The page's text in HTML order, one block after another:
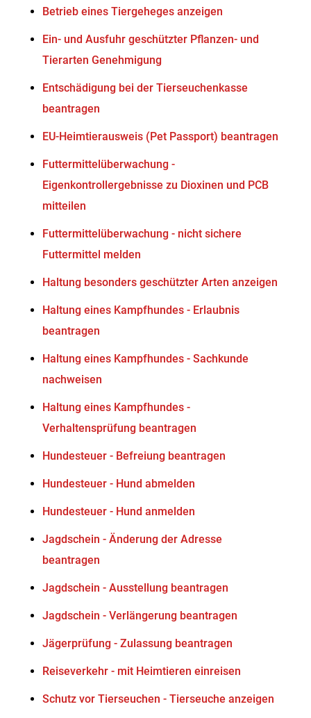
Betrieb eines Tiergeheges anzeigen
Ein- und Ausfuhr geschützter Pflanzen- und
Tierarten Genehmigung
Entschädigung bei der Tierseuchenkasse
beantragen
EU-Heimtierausweis (Pet Passport) beantragen
Futtermittelüberwachung -
Eigenkontrollergebnisse zu Dioxinen und PCB
mitteilen
Futtermittelüberwachung - nicht sichere
Futtermittel melden
Haltung besonders geschützter Arten anzeigen
Haltung eines Kampfhundes - Erlaubnis
beantragen
Haltung eines Kampfhundes - Sachkunde
nachweisen
Haltung eines Kampfhundes -
Verhaltensprüfung beantragen
Hundesteuer - Befreiung beantragen
Hundesteuer - Hund abmelden
Hundesteuer - Hund anmelden
Jagdschein - Änderung der Adresse
beantragen
Jagdschein - Ausstellung beantragen
Jagdschein - Verlängerung beantragen
Jägerprüfung - Zulassung beantragen
Reiseverkehr - mit Heimtieren einreisen
Schutz vor Tierseuchen - Tierseuche anzeigen